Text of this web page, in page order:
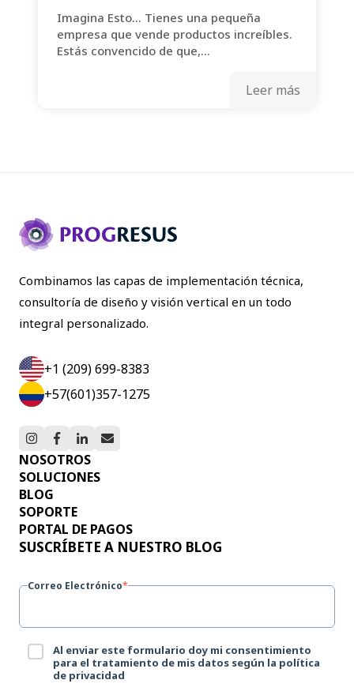
Imagina Esto... Tienes una pequeña
empresa que vende productos increíbles.
Estás convencido de que,...
Leer más
Combinamos las capas de implementación técnica,
consultoría de diseño y visión vertical en un todo
integral personalizado.
+1 (209) 699-8383
+57(601)357-1275
NOSOTROS
SOLUCIONES
BLOG
SOPORTE
PORTAL DE PAGOS
SUSCRÍBETE A NUESTRO BLOG
Correo Electrónico*
Al enviar este formulario doy mi consentimiento
para el tratamiento de mis datos según la política
de privacidad